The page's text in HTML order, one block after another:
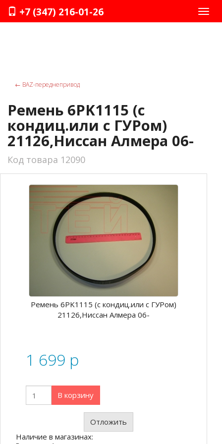
+7 (347) 216-01-26
← ВАZ-переднепривод
Ремень 6PK1115 (с
кондиц.или с ГУРом)
21126,Ниссан Алмера 06-
Код товара 12090
Ремень 6PK1115 (с кондиц.или с ГУРом)
21126,Ниссан Алмера 06-
1 699 p
В корзину
Отложить
Наличие в магазинах: